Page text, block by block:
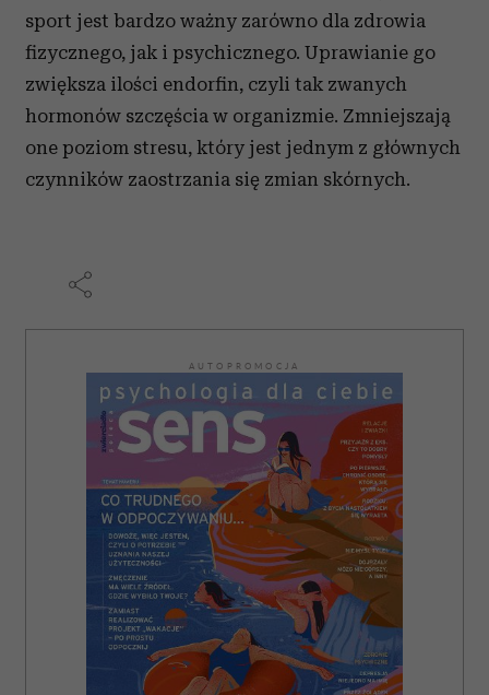
korzystasz z naszej witryny, udostępniamy partnerom
społecznościowym, reklamowym i analitycznym.
Partnerzy mogą połączyć te informacje z innymi danymi
otrzymanymi od Ciebie lub uzyskanymi podczas
korzystania z ich usług.
sport jest bardzo ważny zarówno dla zdrowia
fizycznego, jak i psychicznego. Uprawianie go
zwiększa ilości endorfin, czyli tak zwanych
hormonów szczęścia w organizmie. Zmniejszają
one poziom stresu, który jest jednym z głównych
czynników zaostrzania się zmian skórnych.
AUTOPROMOCJA